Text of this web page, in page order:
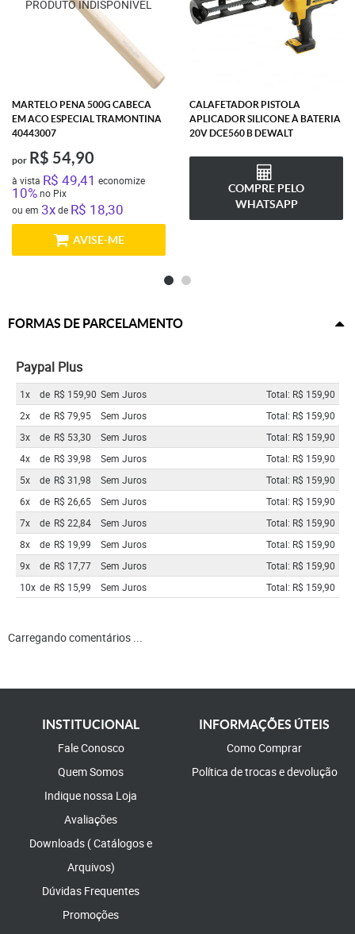
MARTELO PENA 500G CABECA
EM ACO ESPECIAL TRAMONTINA
40443007
por R$ 54,90
à vista R$ 49,41 economize
10%no Pix
ou em 3xde R$ 18,30
AVISE-ME
CALAFETADOR PISTOLA
APLICADOR SILICONE À BATERIA
20V DCE560 B DEWALT
COMPRE PELO
WHATSAPP
FORMAS DE PARCELAMENTO
Paypal Plus
1x de R$ 159,90 Sem Juros
Total: R$ 159,90
2x
de R$ 79,95 Sem Juros
Total: R$ 159,90
3x
de R$ 53,30 Sem Juros
Total: R$ 159,90
4x
de R$ 39,98 Sem Juros
Total: R$ 159,90
5x
de R$ 31,98 Sem Juros
Total: R$ 159,90
6x
de R$ 26,65 Sem Juros
Total: R$ 159,90
7x
de R$ 22,84 Sem Juros
Total: R$ 159,90
8x
de R$ 19,99 Sem Juros
Total: R$ 159,90
9x
de R$ 17,77 Sem Juros
Total: R$ 159,90
10x de R$ 15,99 Sem Juros Total: R$ 159,90
Carregando comentários ...
INSTITUCIONAL
Fale Conosco
Quem Somos
Indique nossa Loja
Avaliações
Downloads ( Catálogos e
Arquivos)
Dúvidas Frequentes
Promoções
INFORMAÇÕES ÚTEIS
Como Comprar
Política de trocas e devolução